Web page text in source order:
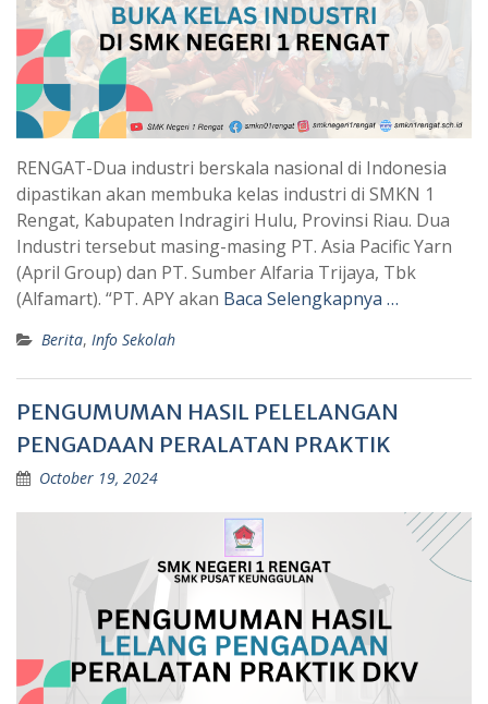
RENGAT-Dua industri berskala nasional di Indonesia
dipastikan akan membuka kelas industri di SMKN 1
Rengat, Kabupaten Indragiri Hulu, Provinsi Riau. Dua
Industri tersebut masing-masing PT. Asia Pacific Yarn
(April Group) dan PT. Sumber Alfaria Trijaya, Tbk
(Alfamart). “PT. APY akan Baca Selengkapnya …
Berita, Info Sekolah
PENGUMUMAN HASIL PELELANGAN
PENGADAAN PERALATAN PRAKTIK
October 19, 2024